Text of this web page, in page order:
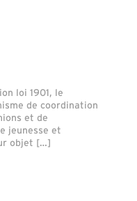
loi 1901, le
de coordination
et de
jeunesse et
objet […]